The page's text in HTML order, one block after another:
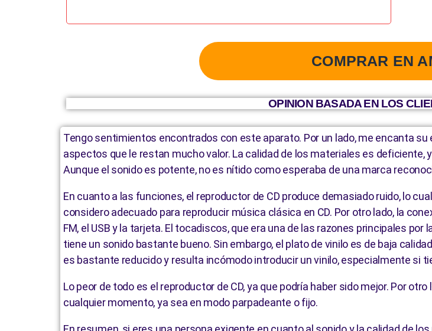
COMPRAR EN
OPINION BASADA EN LOS
Tengo sentimientos encontrados con este aparato. Por un lado, me encanta
aspectos que le restan mucho valor. La calidad de los materiales es
Aunque el sonido es potente, no es nítido como esperaba de una marca
En cuanto a las funciones, el reproductor de CD produce demasiado ruido, lo
considero adecuado para reproducir música clásica en CD. Por otro lado, la
FM, el USB y la tarjeta. El tocadiscos, que era una de las razones principales
tiene un sonido bastante bueno. Sin embargo, el plato de vinilo es de baja
es bastante reducido y resulta incómodo introducir un vinilo, especialmente si
Lo peor de todo es el reproductor de CD, ya que podría haber sido mejor. Por
cualquier momento, ya sea en modo parpadeante o fijo.